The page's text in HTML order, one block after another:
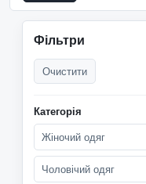
Фільтри
Очистити
Категорія
Жіночий одяг
Чоловічий одяг